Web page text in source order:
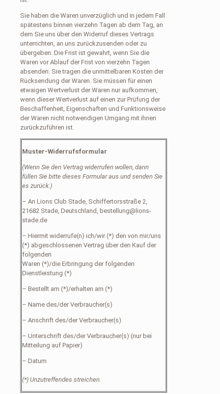
Sie haben die Waren unverzüglich und in jedem Fall
spätestens binnen vierzehn Tagen ab dem Tag, an
dem Sie uns über den Widerruf dieses Vertrags
unterrichten, an uns zurückzusenden oder zu
übergeben. Die Frist ist gewahrt, wenn Sie die
Waren vor Ablauf der Frist von vierzehn Tagen
absenden. Sie tragen die unmittelbaren Kosten der
Rücksendung der Waren. Sie müssen für einen
etwaigen Wertverlust der Waren nur aufkommen,
wenn dieser Wertverlust auf einen zur Prüfung der
Beschaffenheit, Eigenschaften und Funktionsweise
der Waren nicht notwendigen Umgang mit ihnen
zurückzuführen ist.
Muster-Widerrufsformular
(Wenn Sie den Vertrag widerrufen wollen, dann
füllen Sie bitte dieses Formular aus und senden Sie
es zurück.)
– An Lions Club Stade, Schiffertorsstraße 2,
21682 Stade, Deutschland, bestellung@lions-
stade.de
– Hiermit widerrufe(n) ich/wir (*) den von mir/uns
(*) abgeschlossenen Vertrag über den Kauf der
folgenden
Waren (*)/die Erbringung der folgenden
Dienstleistung (*)
– Bestellt am (*)/erhalten am (*)
– Name des/der Verbraucher(s)
– Anschrift des/der Verbraucher(s)
– Unterschrift des/der Verbraucher(s) (nur bei
Mitteilung auf Papier)
– Datum
(*) Unzutreffendes streichen.